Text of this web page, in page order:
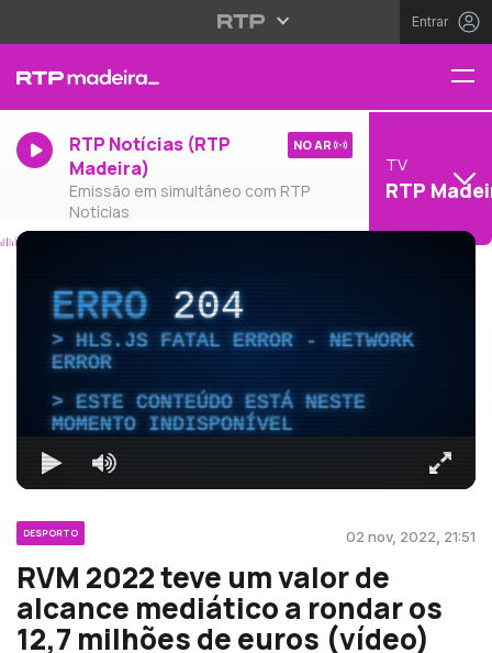
Entrar
RTP Notícias (RTP
Madeira)
Emissão em simultâneo com RTP
Notícias
NO AR
TV
RTP
ERRO204
HLS.JS FATAL ERROR - NETWORK
ERROR
ESTE CONTEÚDO ESTÁ NESTE
MOMENTO INDISPONÍVEL
DESPORTO 02 nov, 2022, 21:51
RVM 2022 teve um valor de
alcance mediático a rondar os
12,7 milhões de euros (vídeo)